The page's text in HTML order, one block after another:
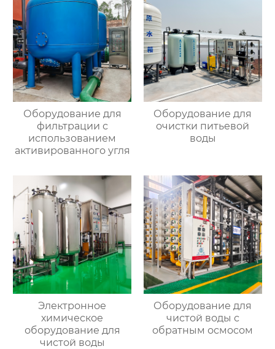
Оборудование для
фильтрации с
использованием
активированного угля
Оборудование для
очистки питьевой
воды
Электронное
химическое
оборудование для
чистой воды
Оборудование для
чистой воды с
обратным осмосом